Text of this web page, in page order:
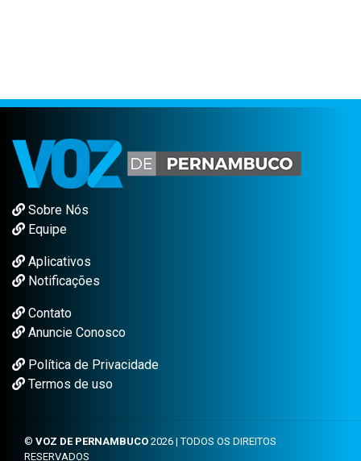
Sobre Nós
Equipe
Aplicativos
Notificações
Contato
Anuncie Conosco
Política de Privacidade
Termos de uso
© VOZ DE PERNAMBUCO 2026 | TODOS OS DIREITOS
RESERVADOS